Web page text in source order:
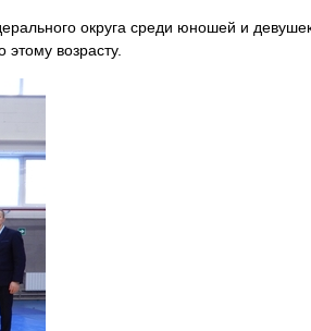
округа среди юношей и
возрасту.